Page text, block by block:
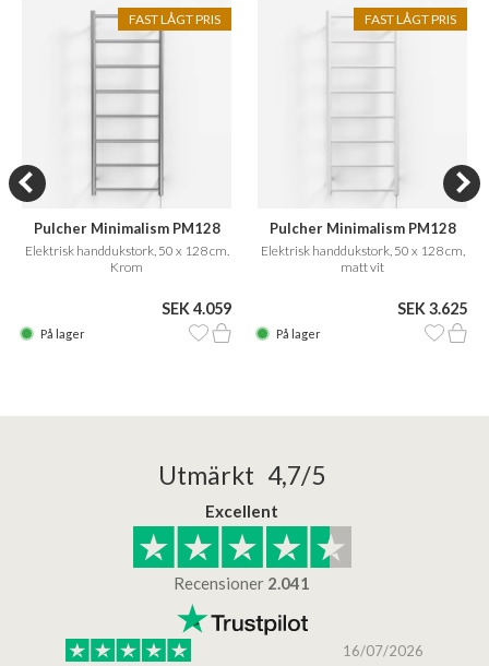
FAST LÅGT PRIS
Pulcher Minimalism PM128
Elektrisk handdukstork, 50 x 128 cm.
Krom
SEK 4.059
På lager
FAST LÅGT PRIS
Pulcher Minimalism PM128
Elektrisk handdukstork, 50 x 128 cm,
matt vit
SEK 3.625
På lager
Utmärkt 4,7/5
Excellent
Recensioner 2.041
16/07/2026